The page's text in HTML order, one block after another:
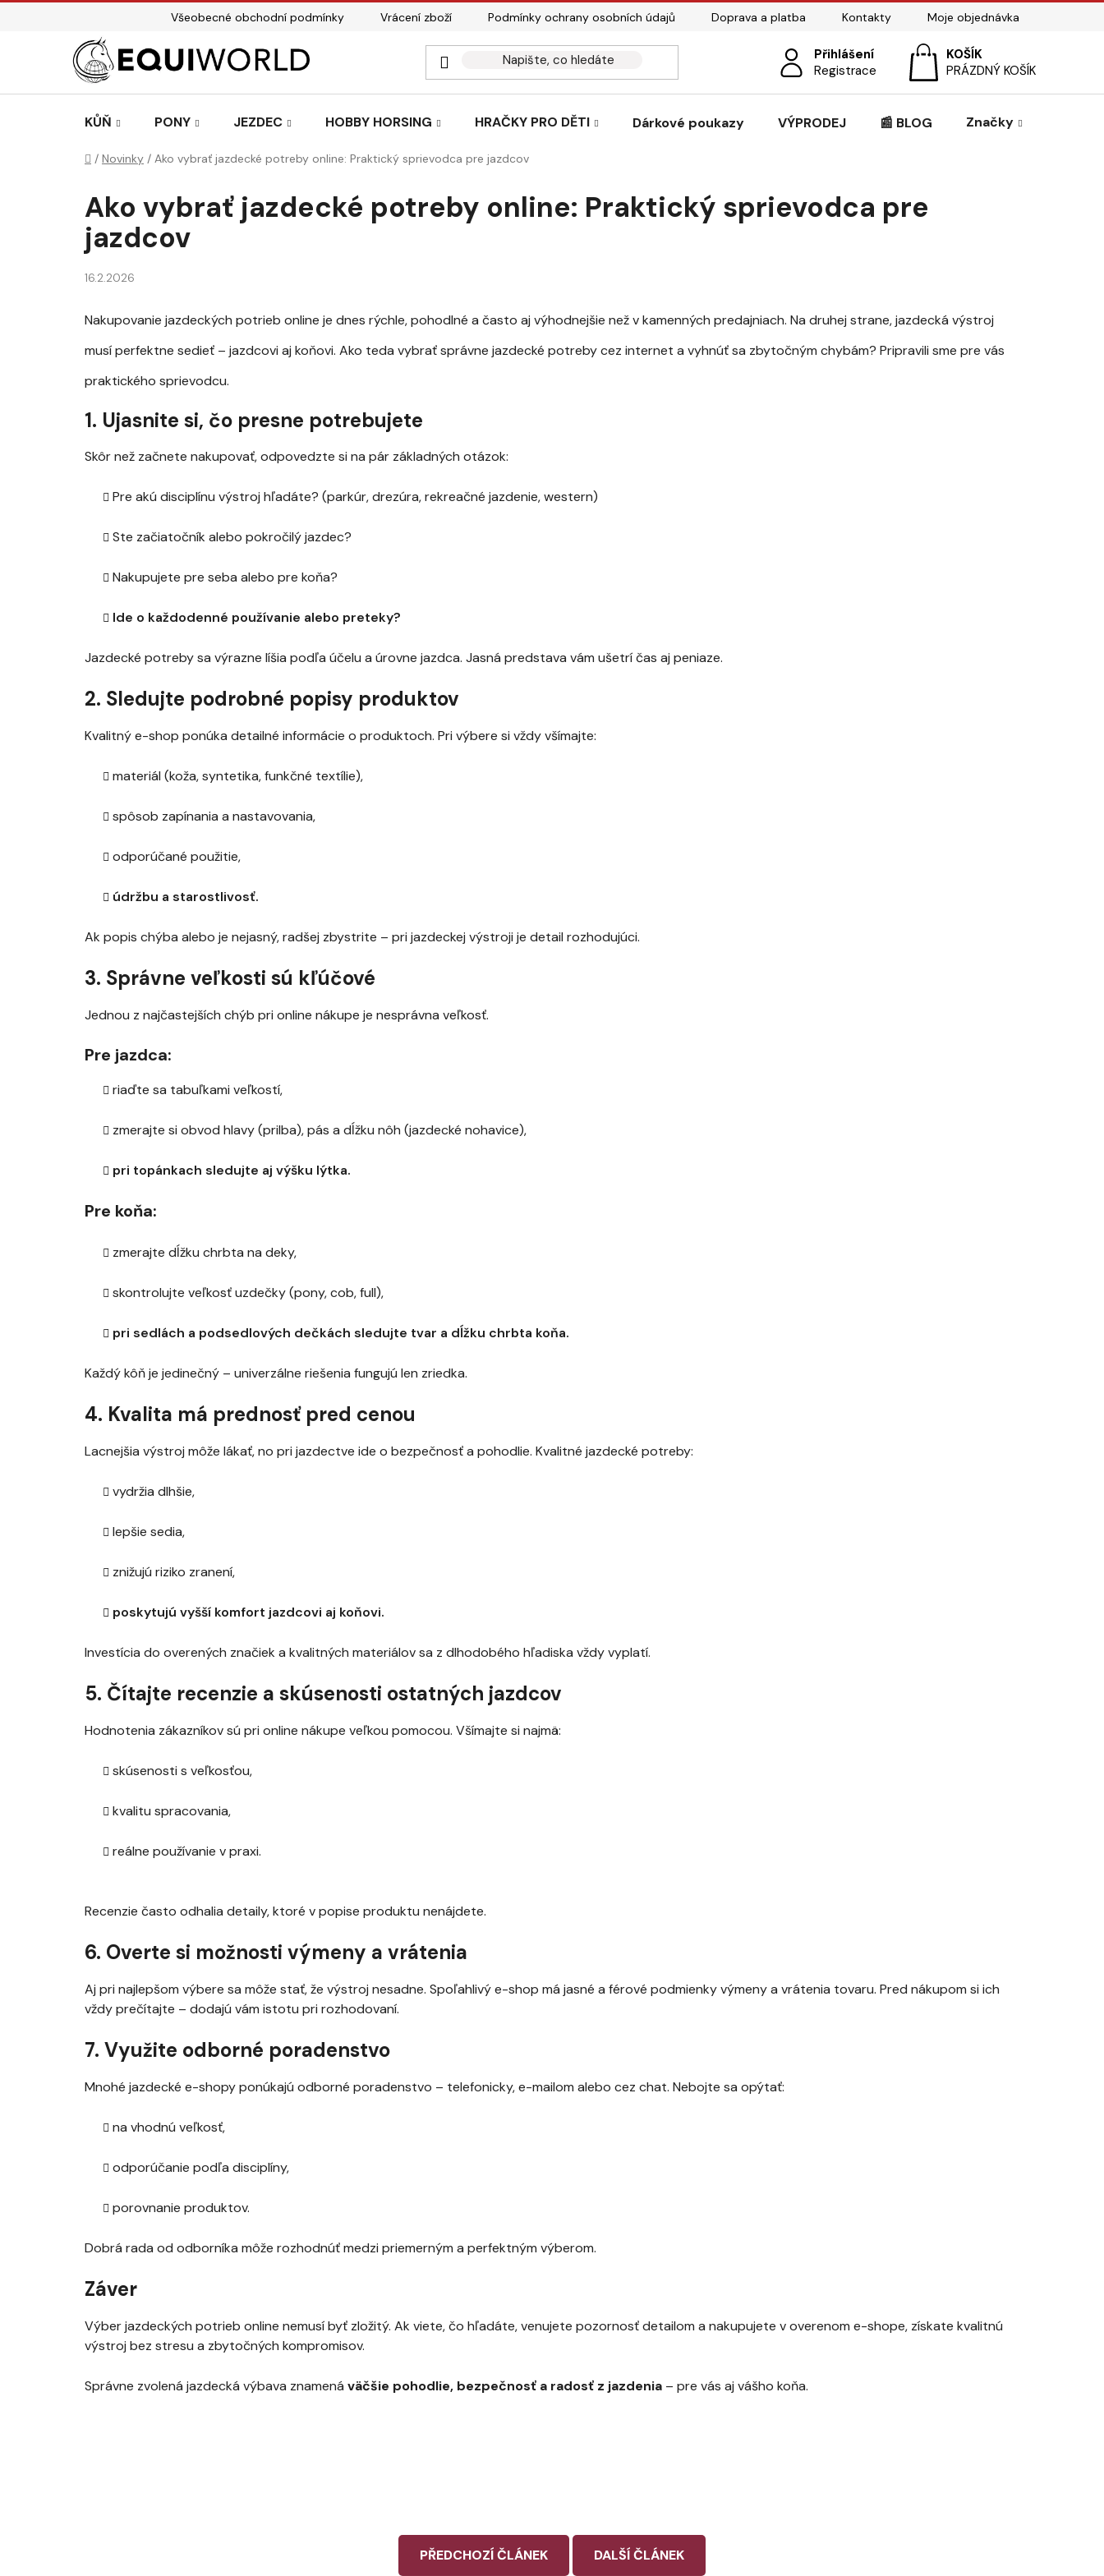
Přejít
Všeobecné obchodní podmínky Vrácení zboží Podmínky ochrany osobních údajů Doprava a platba Kontakty Moje objednávka
Přihlášení
Registrace
NÁKUPNÍ
KOŠÍK
PRÁZDNÝ KOŠÍK
KŮŇ PONY JEZDEC HOBBY HORSING HRAČKY PRO DĚTI Dárkové poukazy VÝPRODEJ 📰 BLOG Značky
Domů
/ Novinky / Ako vybrať jazdecké potreby online: Praktický sprievodca pre jazdcov
Ako vybrať jazdecké potreby online: Praktický sprievodca pre
jazdcov
16.2.2026
Nakupovanie jazdeckých potrieb online je dnes rýchle, pohodlné a často aj výhodnejšie než v kamenných predajniach. Na druhej strane, jazdecká výstroj
musí perfektne sedieť – jazdcovi aj koňovi. Ako teda vybrať správne jazdecké potreby cez internet a vyhnúť sa zbytočným chybám? Pripravili sme pre vás
praktického sprievodcu.
1. Ujasnite si, čo presne potrebujete
Skôr než začnete nakupovať, odpovedzte si na pár základných otázok:
Pre akú disciplínu výstroj hľadáte? (parkúr, drezúra, rekreačné jazdenie, western)
Ste začiatočník alebo pokročilý jazdec?
Nakupujete pre seba alebo pre koňa?
Ide o každodenné používanie alebo preteky?
Jazdecké potreby sa výrazne líšia podľa účelu a úrovne jazdca. Jasná predstava vám ušetrí čas aj peniaze.
2. Sledujte podrobné popisy produktov
Kvalitný e-shop ponúka detailné informácie o produktoch. Pri výbere si vždy všímajte:
materiál (koža, syntetika, funkčné textílie),
spôsob zapínania a nastavovania,
odporúčané použitie,
údržbu a starostlivosť.
Ak popis chýba alebo je nejasný, radšej zbystrite – pri jazdeckej výstroji je detail rozhodujúci.
3. Správne veľkosti sú kľúčové
Jednou z najčastejších chýb pri online nákupe je nesprávna veľkosť.
Pre jazdca:
riaďte sa tabuľkami veľkostí,
zmerajte si obvod hlavy (prilba), pás a dĺžku nôh (jazdecké nohavice),
pri topánkach sledujte aj výšku lýtka.
Pre koňa:
zmerajte dĺžku chrbta na deky,
skontrolujte veľkosť uzdečky (pony, cob, full),
pri sedlách a podsedlových dečkách sledujte tvar a dĺžku chrbta koňa.
Každý kôň je jedinečný – univerzálne riešenia fungujú len zriedka.
4. Kvalita má prednosť pred cenou
Lacnejšia výstroj môže lákať, no pri jazdectve ide o bezpečnosť a pohodlie. Kvalitné jazdecké potreby:
vydržia dlhšie,
lepšie sedia,
znižujú riziko zranení,
poskytujú vyšší komfort jazdcovi aj koňovi.
Investícia do overených značiek a kvalitných materiálov sa z dlhodobého hľadiska vždy vyplatí.
5. Čítajte recenzie a skúsenosti ostatných jazdcov
Hodnotenia zákazníkov sú pri online nákupe veľkou pomocou. Všímajte si najmä:
skúsenosti s veľkosťou,
kvalitu spracovania,
reálne používanie v praxi.
Recenzie často odhalia detaily, ktoré v popise produktu nenájdete.
6. Overte si možnosti výmeny a vrátenia
Aj pri najlepšom výbere sa môže stať, že výstroj nesadne. Spoľahlivý e-shop má jasné a férové podmienky výmeny a vrátenia tovaru. Pred nákupom si ich
vždy prečítajte – dodajú vám istotu pri rozhodovaní.
7. Využite odborné poradenstvo
Mnohé jazdecké e-shopy ponúkajú odborné poradenstvo – telefonicky, e-mailom alebo cez chat. Nebojte sa opýtať:
na vhodnú veľkosť,
odporúčanie podľa disciplíny,
porovnanie produktov.
Dobrá rada od odborníka môže rozhodnúť medzi priemerným a perfektným výberom.
Záver
Výber jazdeckých potrieb online nemusí byť zložitý. Ak viete, čo hľadáte, venujete pozornosť detailom a nakupujete v overenom e-shope, získate kvalitnú
výstroj bez stresu a zbytočných kompromisov.
Správne zvolená jazdecká výbava znamená väčšie pohodlie, bezpečnosť a radosť z jazdenia – pre vás aj vášho koňa.
PŘEDCHOZÍ ČLÁNEK DALŠÍ ČLÁNEK